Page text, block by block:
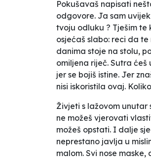
Pokušavaš napisati
odgovore. Ja sam
tvoju odluku ? Tješim
osjećaš slabo: reci da te
danima stoje na stolu,
omiljena riječ. Sutra
jer se bojiš istine. Jer
nisi iskoristila ovaj.
Živjeti s lažovom
ne možeš vjerovati
možeš opstati. I dalje
neprestano javlja u
malom. Svi nose